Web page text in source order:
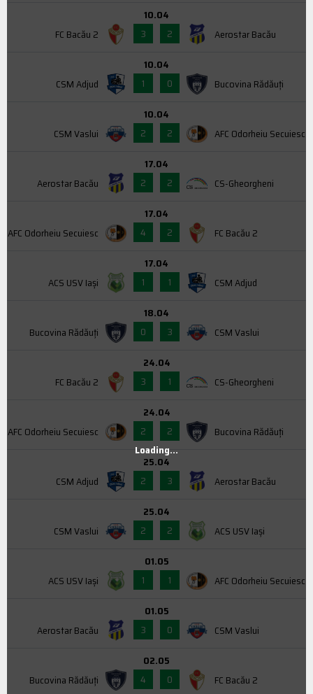
FC Bacău 2
10.04
3
2 Aerostar Bacău
CSM Adjud
10.04
1
0 Bucovina Rădăuți
CSM Vaslui
10.04
2
2 AFC Odorheiu Secuiesc
Aerostar Bacău
17.04
2
2 CS-Gheorgheni
AFC Odorheiu Secuiesc
17.04
4
2 FC Bacău 2
ACS USV Iaşi
17.04
1
1 CSM Adjud
Bucovina Rădăuți
18.04
0
3 CSM Vaslui
FC Bacău 2
24.04
3
1 CS-Gheorgheni
AFC Odorheiu Secuiesc
24.04
2
2 Bucovina Rădăuți
CSM Adjud
25.04
2
3 Aerostar Bacău
CSM Vaslui
25.04
2
2 ACS USV Iaşi
ACS USV Iaşi
01.05
1
1 AFC Odorheiu Secuiesc
Aerostar Bacău
01.05
3
0 CSM Vaslui
Bucovina Rădăuți
02.05
4
0 FC Bacău 2
Loading...